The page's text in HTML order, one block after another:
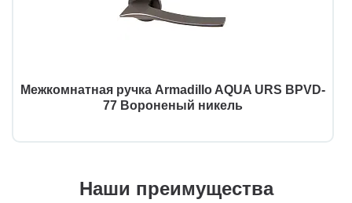
Межкомнатная ручка Armadillo AQUA URS BPVD-
77 Вороненый никель
Наши преимущества